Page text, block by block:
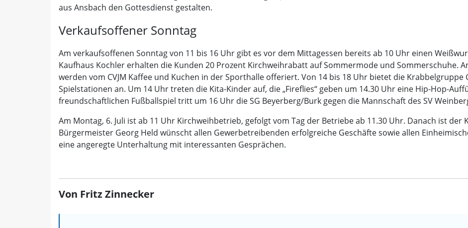
aus Ansbach den Gottesdienst gestalten.
Verkaufsoffener Sonntag
Am verkaufsoffenen Sonntag von 11 bis 16 Uhr gibt es vor dem Mittagessen bereits ab 10 Uhr einen
Kaufhaus Kochler erhalten die Kunden 20 Prozent Kirchweihrabatt auf Sommermode und Sommerschuhe.
werden vom CVJM Kaffee und Kuchen in der Sporthalle offeriert. Von 14 bis 18 Uhr bietet die
Spielstationen an. Um 14 Uhr treten die Kita-Kinder auf, die „Fireflies“ geben um 14.30 Uhr eine Hip-Hop-
freundschaftlichen Fußballspiel tritt um 16 Uhr die SG Beyerberg/Burk gegen die Mannschaft des SV
Am Montag, 6. Juli ist ab 11 Uhr Kirchweihbetrieb, gefolgt vom Tag der Betriebe ab 11.30 Uhr. Danach ist der
Bürgermeister Georg Held wünscht allen Gewerbetreibenden erfolgreiche Geschäfte sowie allen
eine angeregte Unterhaltung mit interessanten Gesprächen.
Von Fritz Zinnecker